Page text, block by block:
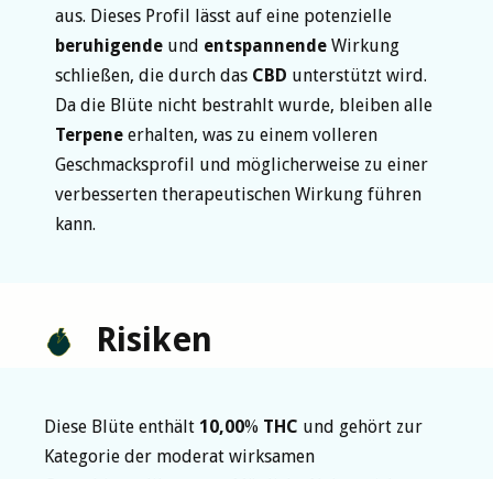
aus. Dieses Profil lässt auf eine potenzielle
beruhigende und entspannende Wirkung
schließen, die durch das CBD unterstützt wird.
Da die Blüte nicht bestrahlt wurde, bleiben alle
Terpene erhalten, was zu einem volleren
Geschmacksprofil und möglicherweise zu einer
verbesserten therapeutischen Wirkung führen
kann.
Risiken
Diese Blüte enthält 10,00% THC und gehört zur
Kategorie der moderat wirksamen